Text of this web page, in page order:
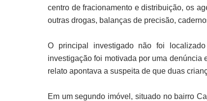
centro de fracionamento e distribuição, os
outras drogas, balanças de precisão,
O principal investigado não foi
investigação foi motivada por uma
relato apontava a suspeita de que duas
Em um segundo imóvel, situado no bairro